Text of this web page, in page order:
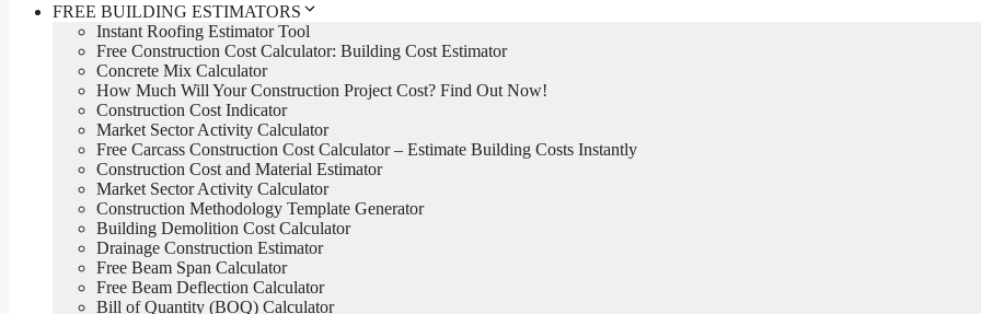
FREE BUILDING ESTIMATORS
Instant Roofing Estimator Tool
Free Construction Cost Calculator: Building Cost Estimator
Concrete Mix Calculator
How Much Will Your Construction Project Cost? Find Out Now!
Construction Cost Indicator
Market Sector Activity Calculator
Free Carcass Construction Cost Calculator – Estimate Building Costs Instantly
Construction Cost and Material Estimator
Market Sector Activity Calculator
Construction Methodology Template Generator
Building Demolition Cost Calculator
Drainage Construction Estimator
Free Beam Span Calculator
Free Beam Deflection Calculator
Bill of Quantity (BOQ) Calculator